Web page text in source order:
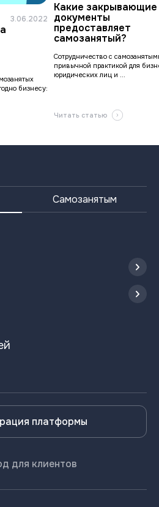
3.06.2022
бизнесу:
Какие закрывающие
документы
предоставляет
самозанятый?
Сотрудничество с
привычной практикой для
юридических лиц и ...
Читать статью
Самозанятым
платформы
для клиентов